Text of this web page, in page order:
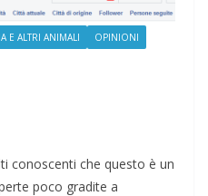
E ALTRI ANIMALI
OPINIONI
conoscenti che questo è un
poco gradite a